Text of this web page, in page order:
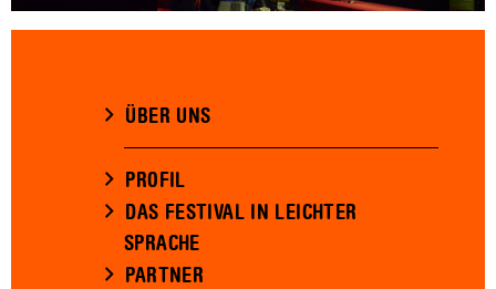
ÜBER UNS
PROFIL
DAS FESTIVAL IN LEICHTER
SPRACHE
PARTNER